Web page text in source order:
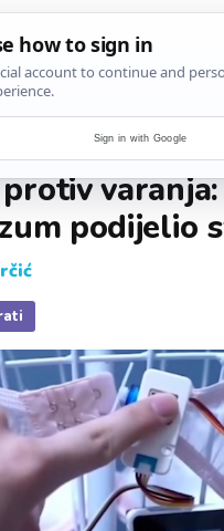
aww vrh!
varanja:
podijelio
Sign in with Google